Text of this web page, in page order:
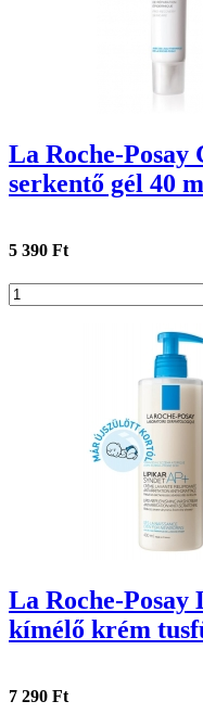
La Roche-Posay
serkentő gél 40
5 390 Ft
La Roche-
kímélő krém
7 290 Ft